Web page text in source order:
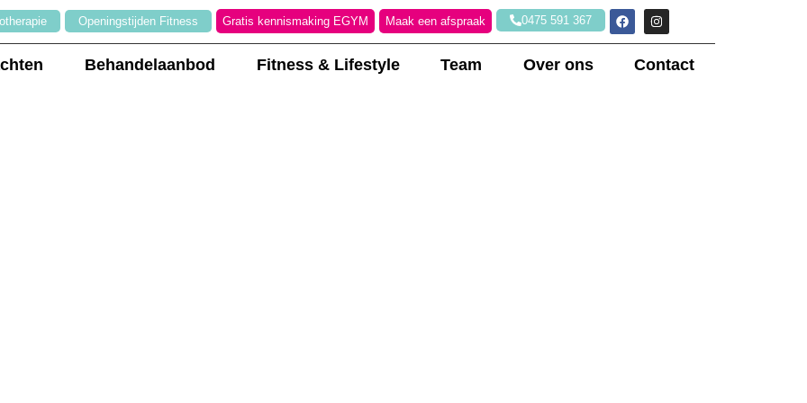
Openingstijden Fitness Gratis kennismaking EGYM Maak een afspraak 0475 591 367
Behandelaanbod Fitness & Lifestyle Team Over ons Contact